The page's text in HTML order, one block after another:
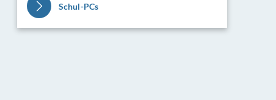
Schul-PCs